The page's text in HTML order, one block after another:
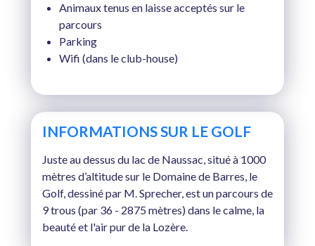
INFORMATIONS SUR LE GOLF
Juste au dessus du lac de Naussac, situé à 1000
mètres d’altitude sur le Domaine de Barres, le
Golf, dessiné par M. Sprecher, est un parcours de
9 trous (par 36 - 2875 mètres) dans le calme, la
beauté et l'air pur de la Lozère.
Animaux tenus en laisse acceptés sur le
parcours
Parking
Wifi (dans le club-house)